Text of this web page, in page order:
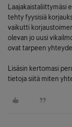
tehty fyysisiä
vaikutti
olevan jo uusi
ovat tarpeen
Lisäsin kertomasi
tietoja siitä miten